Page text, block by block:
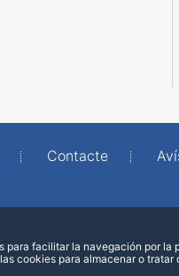
Contacte
facilitar la navegación por
cookies para almacenar o